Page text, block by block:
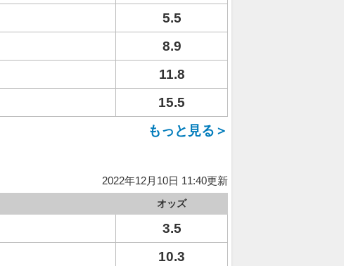
5.5
8.9
11.8
15.5
もっと見る＞
2022年12月10日 11:40更新
オッズ
3.5
10.3